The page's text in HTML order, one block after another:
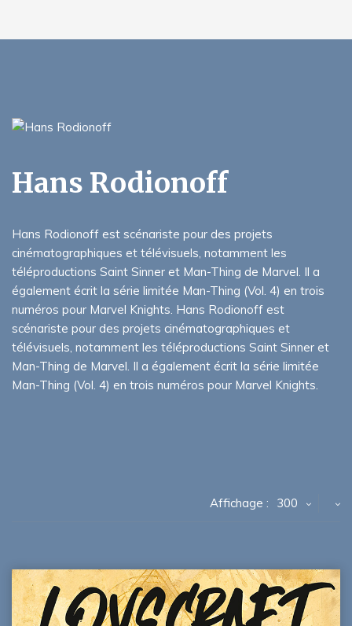
Hans Rodionoff
Hans Rodionoff est scénariste pour des projets
cinématographiques et télévisuels, notamment les
téléproductions Saint Sinner et Man-Thing de Marvel. Il a
également écrit la série limitée Man-Thing (Vol. 4) en trois
numéros pour Marvel Knights. Hans Rodionoff est
scénariste pour des projets cinématographiques et
télévisuels, notamment les téléproductions Saint Sinner et
Man-Thing de Marvel. Il a également écrit la série limitée
Man-Thing (Vol. 4) en trois numéros pour Marvel Knights.
Affichage : 300